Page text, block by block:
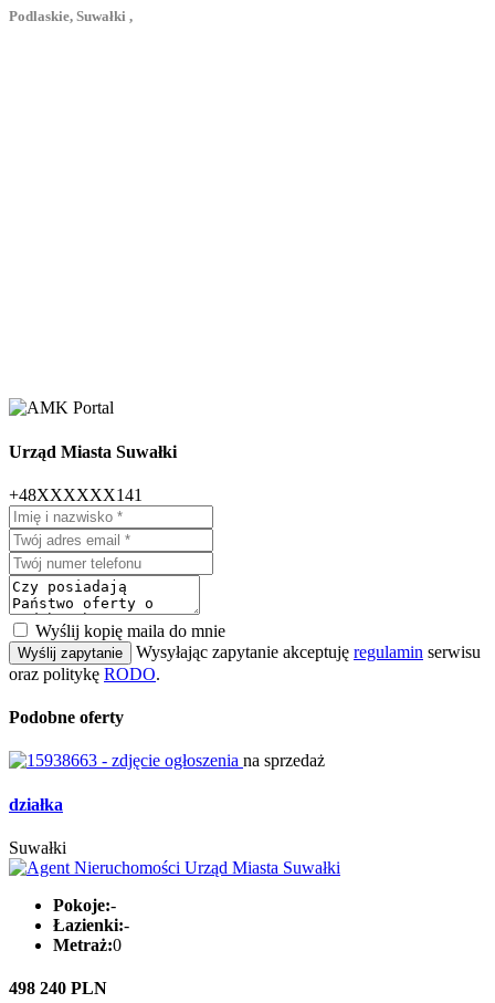
Podlaskie, Suwałki ,
Urząd Miasta Suwałki
+48XXXXXX141
Wyślij kopię maila do mnie
Wyślij zapytanie Wysyłając zapytanie akceptuję regulamin serwisu
oraz politykę RODO.
Podobne oferty
na sprzedaż
działka
Suwałki
Pokoje:-
Łazienki:-
Metraż:0
498 240 PLN